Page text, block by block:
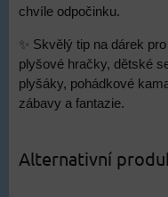
chvíle odpočinku.
✨ Skvělý tip na dárek
plyšové hračky, dětské
plyšáky, pohádkové
zábavy a fantazie.
Alternativní